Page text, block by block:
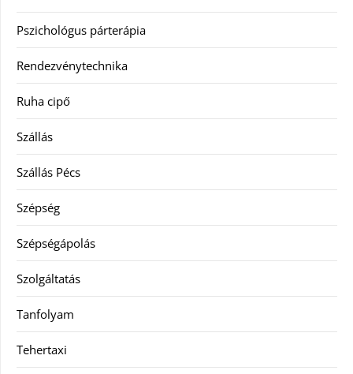
Pszichológus párterápia
Rendezvénytechnika
Ruha cipő
Szállás
Szállás Pécs
Szépség
Szépségápolás
Szolgáltatás
Tanfolyam
Tehertaxi